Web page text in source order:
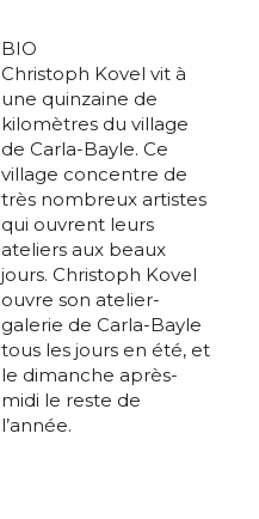
BIO
Christoph Kovel vit à
une quinzaine de
kilomètres du village
de Carla-Bayle. Ce
village concentre de
très nombreux artistes
qui ouvrent leurs
ateliers aux beaux
jours. Christoph Kovel
ouvre son atelier-
galerie de Carla-Bayle
tous les jours en été, et
le dimanche après-
midi le reste de
l’année.